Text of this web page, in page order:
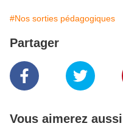
#Nos sorties pédagogiques
Partager
Vous aimerez aussi